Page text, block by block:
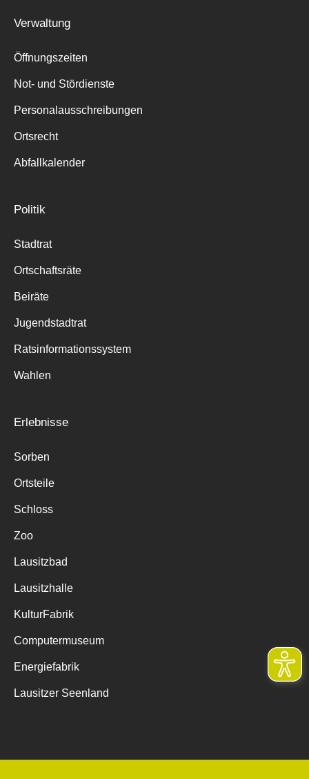
Verwaltung
Öffnungszeiten
Not- und Stördienste
Personalausschreibungen
Ortsrecht
Abfallkalender
Politik
Stadtrat
Ortschaftsräte
Beiräte
Jugendstadtrat
Ratsinformationssystem
Wahlen
Erlebnisse
Sorben
Ortsteile
Schloss
Zoo
Lausitzbad
Lausitzhalle
KulturFabrik
Computermuseum
Energiefabrik
Lausitzer Seenland